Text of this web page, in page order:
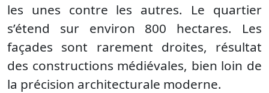
les unes contre les autres. Le quartier
s’étend sur environ 800 hectares. Les
façades sont rarement droites, résultat
des constructions médiévales, bien loin de
la précision architecturale moderne.